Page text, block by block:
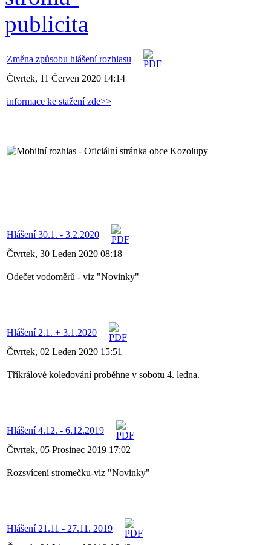
Změna způsobu hlášení rozhlasu
Čtvrtek, 11 Červen 2020 14:14
informace ke stažení zde>>
Hlášení 30.1. - 3.2.2020
Čtvrtek, 30 Leden 2020 08:18
Odečet vodoměrů - viz "Novinky"
Hlášení 2.1. + 3.1.2020
Čtvrtek, 02 Leden 2020 15:51
Tříkrálové koledování proběhne v sobotu 4. ledna.
Hlášení 4.12. - 6.12.2019
Čtvrtek, 05 Prosinec 2019 17:02
Rozsvícení stromečku-viz "Novinky"
Hlášení 21.11 - 27.11. 2019